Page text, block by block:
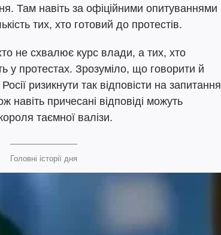
Там навіть за офіційними опитуваннями
тих, хто готовий до протестів.
не схвалює курс влади, а тих, хто
у протестах. Зрозуміло, що говорити й
ризикнути так відповісти на запитання
навіть причесані відповіді можуть
таємної валізи.
Головні історії дня